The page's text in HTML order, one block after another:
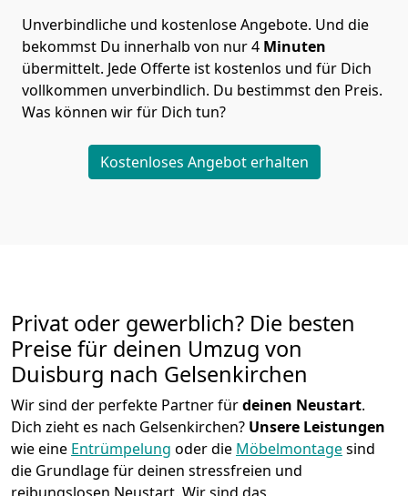
Unverbindliche und kostenlose Angebote. Und die
bekommst Du innerhalb von nur4 Minuten
übermittelt. Jede Offerte ist kostenlos und für Dich
vollkommen unverbindlich. Du bestimmst den Preis.
Was können wir für Dich tun?
Kostenloses Angebot erhalten
Privat oder gewerblich? Die besten
Preise für deinen Umzug von
Duisburg nach Gelsenkirchen
Wir sind der perfekte Partner fürdeinen Neustart.
Dich zieht es nach Gelsenkirchen? Unsere Leistungen
wie eine Entrümpelung oder die Möbelmontagesind
die Grundlage für deinen stressfreien und